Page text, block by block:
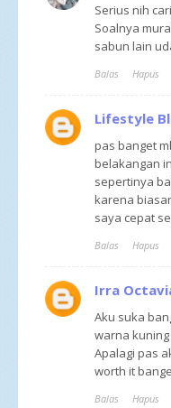
Serius nih
Soalnya
sabun lain
Balas Hapus
Lifestyle
pas banget
belakangan
sepertinya
karena
saya cepat
Balas Hapus
Irra
Aku suka
warna
Apalagi pas
worth it
Balas Hapus